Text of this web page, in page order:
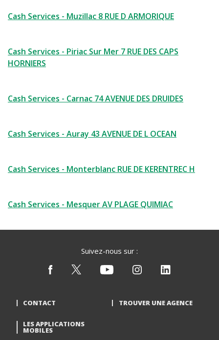
Cash Services - Muzillac 8 RUE D ARMORIQUE
Cash Services - Piriac Sur Mer 7 RUE DES CAPS
HORNIERS
Cash Services - Carnac 74 AVENUE DES DRUIDES
Cash Services - Auray 43 AVENUE DE L OCEAN
Cash Services - Monterblanc RUE DE KERENTREC H
Cash Services - Mesquer AV PLAGE QUIMIAC
Suivez-nous sur :
CONTACT TROUVER UNE AGENCE
LES APPLICATIONS
MOBILES